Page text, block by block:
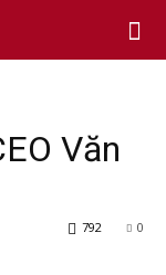
Văn
0
792